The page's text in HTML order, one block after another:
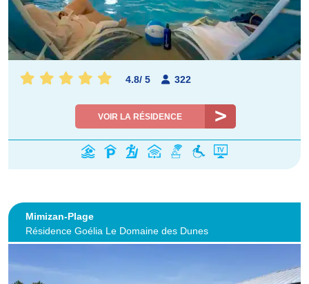
4.8/ 5 322
VOIR LA RÉSIDENCE
Mimizan-Plage
Résidence Goélia Le Domaine des Dunes